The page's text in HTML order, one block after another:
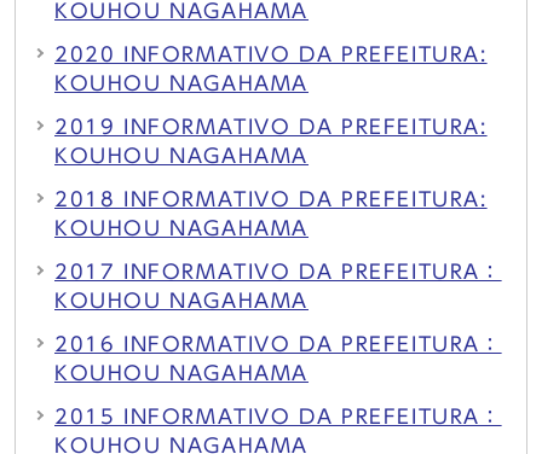
KOUHOU NAGAHAMA
2020 INFORMATIVO DA PREFEITURA:
KOUHOU NAGAHAMA
2019 INFORMATIVO DA PREFEITURA:
KOUHOU NAGAHAMA
2018 INFORMATIVO DA PREFEITURA:
KOUHOU NAGAHAMA
2017 INFORMATIVO DA PREFEITURA：
KOUHOU NAGAHAMA
2016 INFORMATIVO DA PREFEITURA：
KOUHOU NAGAHAMA
2015 INFORMATIVO DA PREFEITURA：
KOUHOU NAGAHAMA